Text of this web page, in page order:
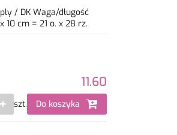
/ DK Waga/długość
10 cm = 21 o. x 28 rz.
11.60
szt. Do koszyka